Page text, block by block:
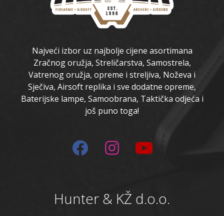
Najveći izbor uz najbolje cijene asortimana
Zračnog oružja, Streličarstva, Samostrela,
Vatrenog oružja, opreme i streljiva, Noževa i
Sječiva, Airsoft replika i sve dodatne opreme,
Baterijske lampe, Samoobrana, Taktička odjeća i
još puno toga!
Hunter & KŽ d.o.o.